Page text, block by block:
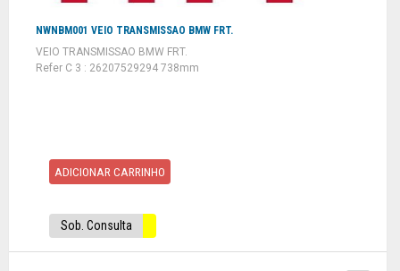
NWNBM001 VEIO TRANSMISSAO BMW FRT.
VEIO TRANSMISSAO BMW FRT.
Refer C 3 : 26207529294 738mm
ADICIONAR CARRINHO
Sob. Consulta